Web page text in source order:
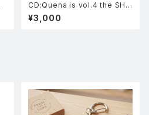
CD:Quena is vol.4 the SHO
WA
¥3,000